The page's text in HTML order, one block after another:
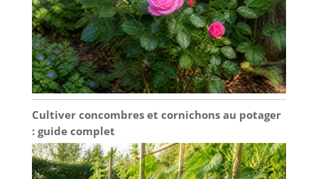
Cultiver concombres et cornichons au potager
: guide complet